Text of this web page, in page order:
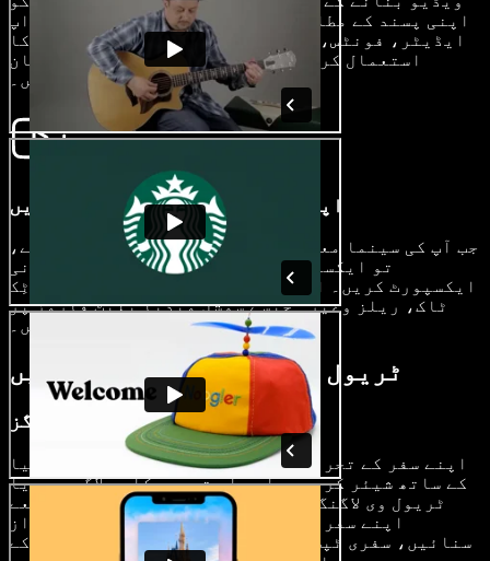
اپنی پسند کے مطابق ڈھالیں۔ ہمارے ڈریگ اینڈ ڈراپ
ایڈیٹر، فونٹس، ٹرانزیشنز اور اے آئی ایفیکٹس کا
استعمال کریں اور اپنی ٹریول اسٹوری میں جان
ڈالیں۔
اپنی ٹریول ویڈیو ایکسپورٹ کریں
جب آپ کی سینما معیار کی ٹریول ویڈیو تیار ہو جائے،
تو ایکسپورٹ بٹن پر کلک کر کے اسے باآسانی
ایکسپورٹ کریں۔ اپنی شاندار ویڈیوز کو یوٹیوب، ٹِک
ٹاک، ریلز وغیرہ جیسے سوشل میڈیا پلیٹ فارمز پر
ٹریول ویڈیوز کب استعمال کریں
وی لاگز
اپنے سفر کے تجربات کو دلچسپ وی لاگز کے ذریعے دنیا
کے ساتھ شیئر کریں۔ چاہے آپ تجربہ کار بلاگر ہوں یا
ٹریول وی لاگنگ کی دنیا میں نئے، وی لاگز کے ذریعے
اپنے سفر کی یادیں محفوظ کریں، نشیب و فراز
سنائیں، سفری ٹپس دیں اور جن جگہوں کی سیر کی ان کے